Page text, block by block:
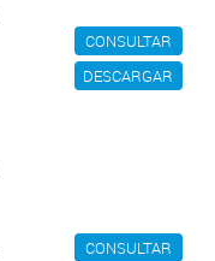
CONSULTAR
DESCARGAR
CONSULTAR